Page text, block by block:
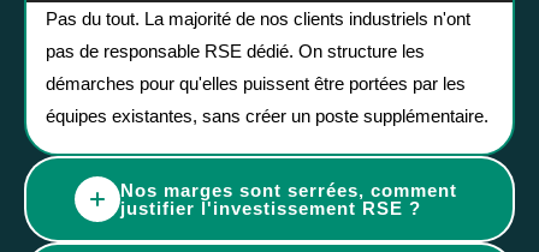
Pas du tout. La majorité de nos clients industriels n'ont
pas de responsable RSE dédié. On structure les
démarches pour qu'elles puissent être portées par les
équipes existantes, sans créer un poste supplémentaire.
Nos marges sont serrées, comment
justifier l'investissement RSE ?